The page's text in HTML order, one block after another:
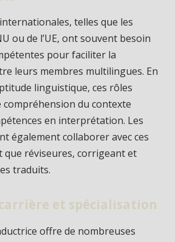
telles que les
ou de l’UE, ont souvent besoin
pour faciliter la
leurs membres multilingues. En
linguistique, ces rôles
du contexte
en interprétation. Les
également collaborer avec ces
réviseures, corrigeant et
traduits.
et spécialisation
offre de nombreuses